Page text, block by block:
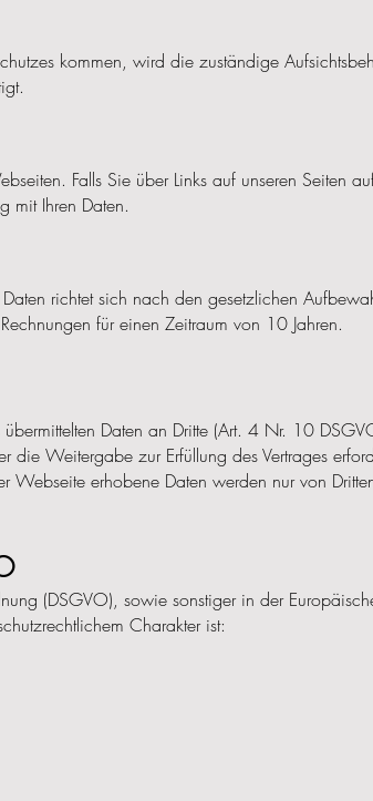
kommen, wird die zuständige
Falls Sie über Links auf unseren Seiten
mit Ihren Daten.
richtet sich nach den gesetzlichen
für einen Zeitraum von 10 Jahren.
Daten an Dritte (Art. 4 Nr. 10
Weitergabe zur Erfüllung des Vertrages
Webseite erhobene Daten werden nur von
(DSGVO), sowie sonstiger in der
Charakter ist: